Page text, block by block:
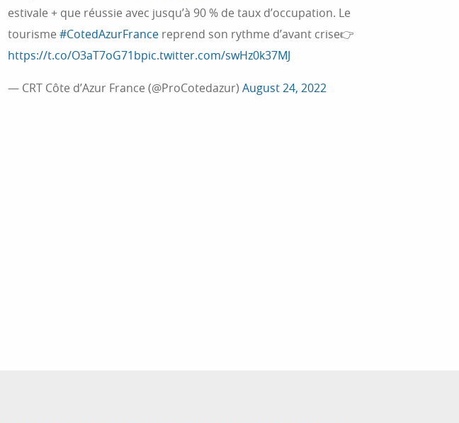
estivale + que réussie avec jusqu’à 90 % de taux d’occupation. Le
tourisme #CotedAzurFrance reprend son rythme d’avant crise👉
https://t.co/O3aT7oG71bpic.twitter.com/swHz0k37MJ
— CRT Côte d’Azur France (@ProCotedazur) August 24, 2022